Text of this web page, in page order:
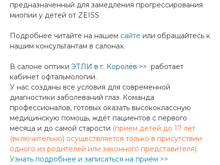
предназначенный для замедления прогрессирования
миопии у детей от ZEISS
Подробнее читайте на нашем сайте или обращайтесь к
нашим консультантам в салонах.
В салоне оптики ЭТЛИ в г. Королёв >> работает
кабинет офтальмологии.
У нас созданы все условия для современной
диагностики заболеваний глаз. Команда
профессионалов, готовых оказать высококлассную
медицинскую помощь, ждёт пациентов с первого
месяца и до самой старости (прием детей до 17 лет
(включительно) осуществляется только в присутствии
одного из родителей или законного представителя).
Узнать подробнее и записаться на приём >>